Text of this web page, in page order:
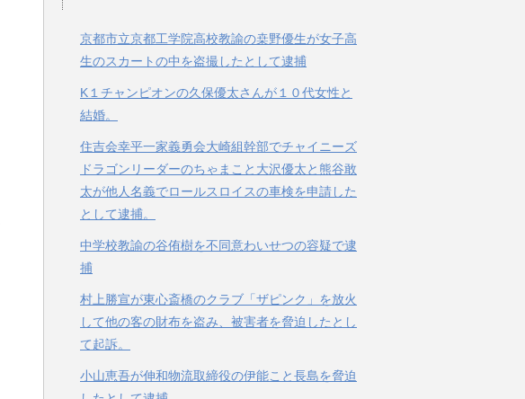
京都市立京都工学院高校教諭の桒野優生が女子高
生のスカートの中を盗撮したとして逮捕
K１チャンピオンの久保優太さんが１０代女性と
結婚。
住吉会幸平一家義勇会大崎組幹部でチャイニーズ
ドラゴンリーダーのちゃまこと大沢優太と熊谷敢
太が他人名義でロールスロイスの車検を申請した
として逮捕。
中学校教諭の谷侑樹を不同意わいせつの容疑で逮
捕
村上勝宣が東心斎橋のクラブ「ザピンク」を放火
して他の客の財布を盗み、被害者を脅迫したとし
て起訴。
小山恵吾が伸和物流取締役の伊能こと長島を脅迫